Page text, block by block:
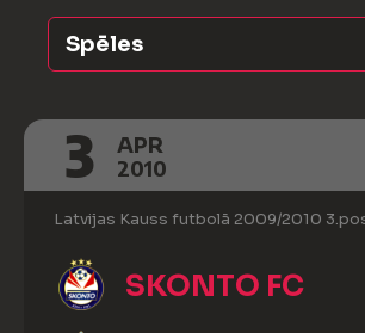
Spēles
3 APR
2010
Latvijas Kauss futbolā 2009/2010
SKONTO FC